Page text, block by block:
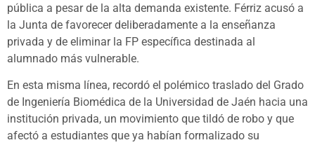
pública a pesar de la alta demanda existente. Férriz acusó a
la Junta de favorecer deliberadamente a la enseñanza
privada y de eliminar la FP específica destinada al
alumnado más vulnerable.
En esta misma línea, recordó el polémico traslado del Grado
de Ingeniería Biomédica de la Universidad de Jaén hacia una
institución privada, un movimiento que tildó de robo y que
afectó a estudiantes que ya habían formalizado su